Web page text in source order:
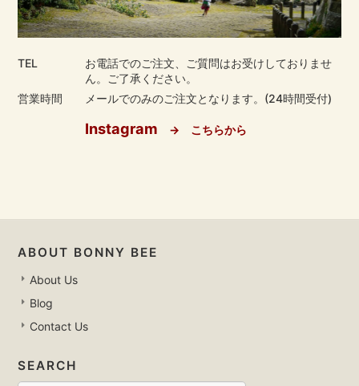
TEL
お電話でのご注文、ご質問はお受けしておりませ
ん。ご了承ください。
営業時間
メールでのみのご注文となります。(24時間受付)
Instagram → こちらから
ABOUT BONNY BEE
About Us
Blog
Contact Us
SEARCH